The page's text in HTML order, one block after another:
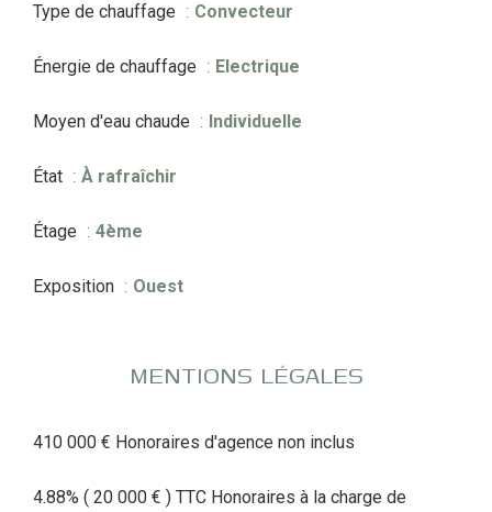
Type de chauffage Convecteur
Énergie de chauffage Electrique
Moyen d'eau chaude Individuelle
État À rafraîchir
Étage 4ème
Exposition Ouest
MENTIONS LÉGALES
410 000 € Honoraires d'agence non inclus
4.88% ( 20 000 € ) TTC Honoraires à la charge de